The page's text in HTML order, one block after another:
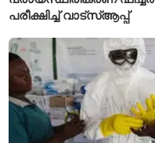
പരീക്ഷിച്ച് വാട്‌സ്ആപ്പ്